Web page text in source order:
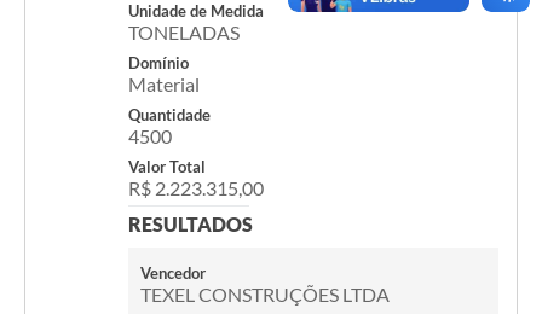
Unidade de Medida
TONELADAS
Domínio
Material
Quantidade
4500
Valor Total
R$ 2.223.315,00
RESULTADOS
Vencedor
TEXEL CONSTRUÇÕES LTDA